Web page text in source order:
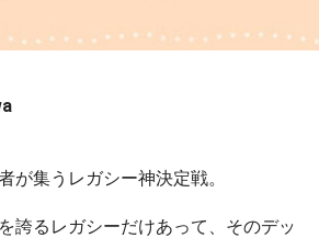
が集うレガシー神決定戦。
誇るレガシーだけあって、そのデッ